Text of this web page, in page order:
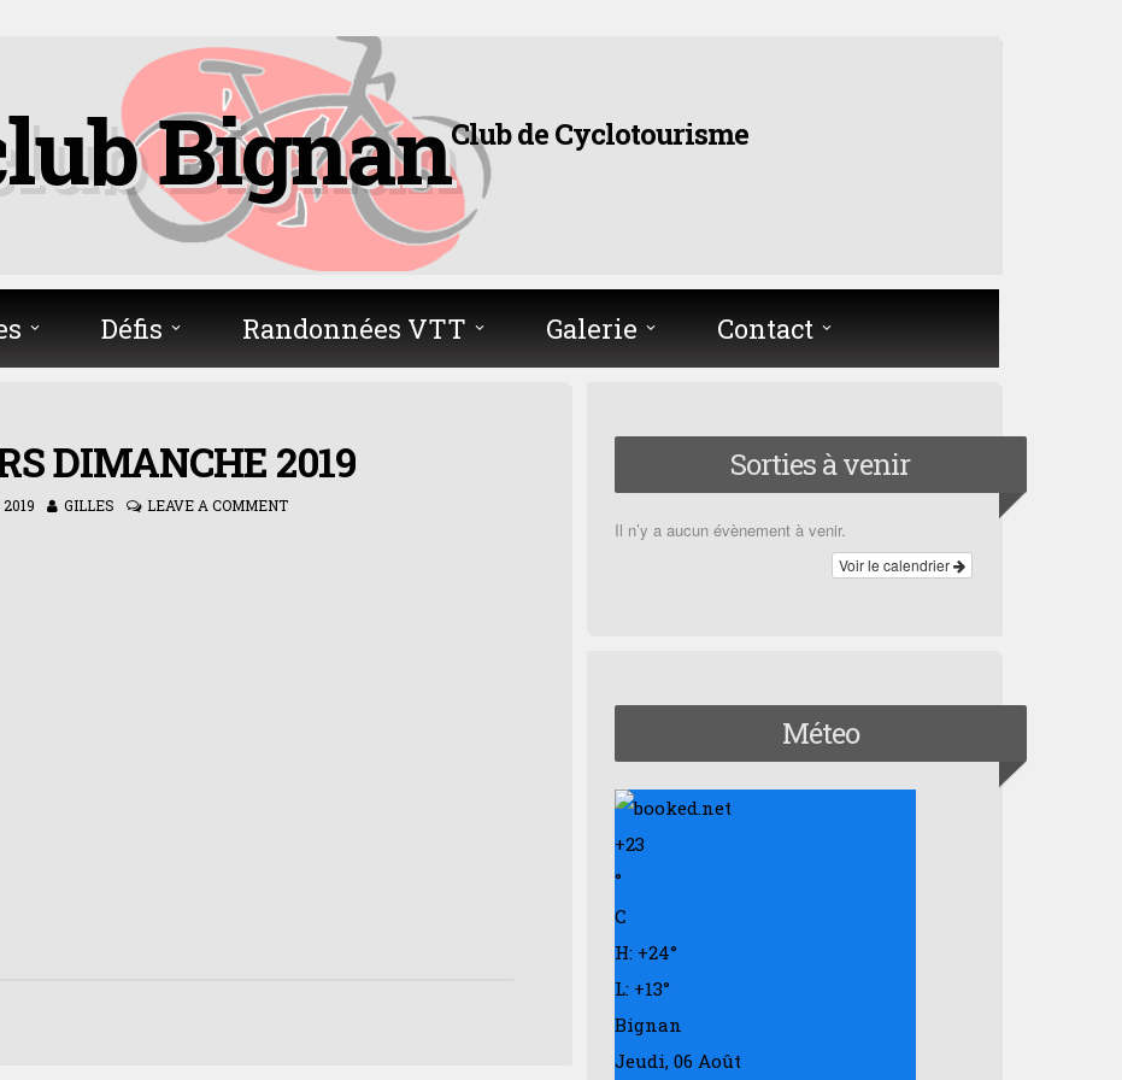
BignanClub de Cyclotourisme
Défis Randonnées VTT Galerie Contact
DIMANCHE 2019
GILLES LEAVE A COMMENT
Sorties à venir
Il n’y a aucun évènement à venir.
Voir le calendrier
Méteo
+23
°
C
H: +24°
L: +13°
Bignan
Jeudi, 06 Août